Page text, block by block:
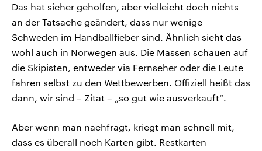
Das hat sicher geholfen, aber vielleicht doch nichts
an der Tatsache geändert, dass nur wenige
Schweden im Handballfieber sind. Ähnlich sieht das
wohl auch in Norwegen aus. Die Massen schauen auf
die Skipisten, entweder via Fernseher oder die Leute
fahren selbst zu den Wettbewerben. Offiziell heißt das
dann, wir sind – Zitat – „so gut wie ausverkauft“.
Aber wenn man nachfragt, kriegt man schnell mit,
dass es überall noch Karten gibt. Restkarten